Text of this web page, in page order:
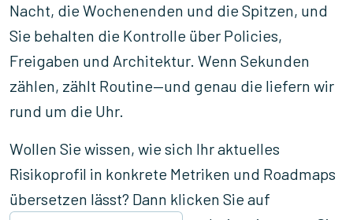
Nacht, die Wochenenden und die Spitzen, und
Sie behalten die Kontrolle über Policies,
Freigaben und Architektur. Wenn Sekunden
zählen, zählt Routine—und genau die liefern wir
rund um die Uhr.
Wollen Sie wissen, wie sich Ihr aktuelles
Risikoprofil in konkrete Metriken und Roadmaps
übersetzen lässt? Dann klicken Sie auf